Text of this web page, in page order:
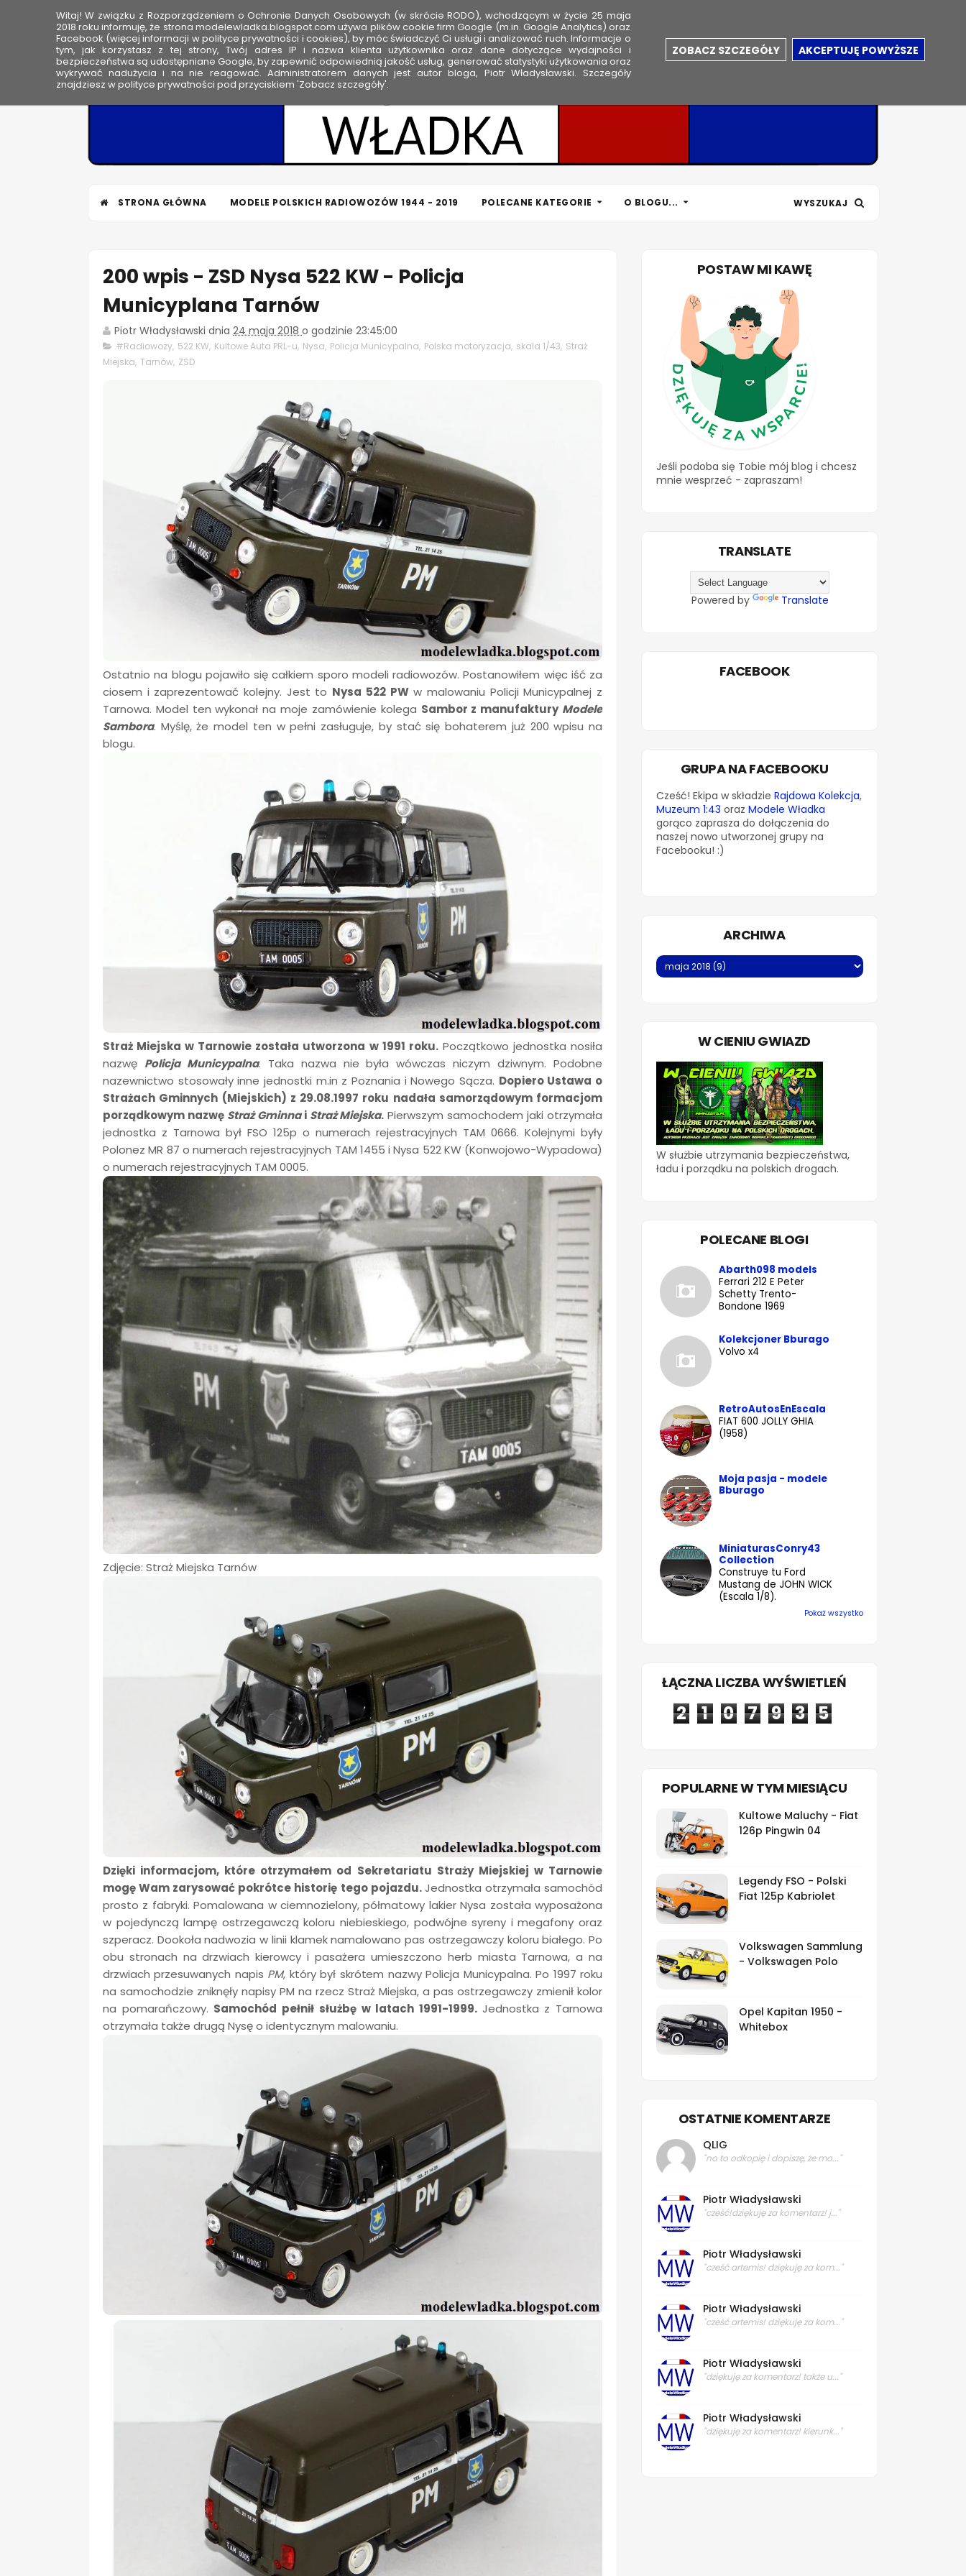
HOME
M
o
d
e
STRONA GŁÓWNA MODELE POLSKICH RADIOWOZÓW 1944 - 2019 POLECANE KATEGORIE O BLOGU... WYSZUKAJ
200 wpis - ZSD Nysa 522 KW - Policja
Municyplana Tarnów
Piotr Władysławski dnia 24 maja 2018o godzinie 23:45:00
#Radiowozy, 522 KW, Kultowe Auta PRL-u, Nysa, Policja Municypalna, Polska motoryzacja, skala 1/43, Straż
Miejska, Tarnów, ZSD
Ostatnio na blogu pojawiło się całkiem sporo modeli radiowozów. Postanowiłem więc iść za
ciosem i zaprezentować kolejny. Jest to Nysa 522 PWw malowaniu Policji Municypalnej z
Tarnowa. Model ten wykonał na moje zamówienie kolega Sambor z manufaktury Modele
Sambora. Myślę, że model ten w pełni zasługuje, by stać się bohaterem już 200 wpisu na
blogu.
Straż Miejska w Tarnowie została utworzona w 1991 roku.Początkowo jednostka nosiła
nazwę Policja Municypalna. Taka nazwa nie była wówczas niczym dziwnym. Podobne
nazewnictwo stosowały inne jednostki m.in z Poznania i Nowego Sącza. Dopiero Ustawa o
Strażach Gminnych (Miejskich) z 29.08.1997 roku nadała samorządowym formacjom
porządkowym nazwę Straż Gminnai Straż Miejska. Pierwszym samochodem jaki otrzymała
jednostka z Tarnowa był FSO 125p o numerach rejestracyjnych TAM 0666. Kolejnymi były
Polonez MR 87 o numerach rejestracyjnych TAM 1455 i Nysa 522 KW (Konwojowo-Wypadowa)
o numerach rejestracyjnych TAM 0005.
Zdjęcie: Straż Miejska Tarnów
Dzięki informacjom, które otrzymałem od Sekretariatu Straży Miejskiej w Tarnowie
mogę Wam zarysować pokrótce historię tego pojazdu.Jednostka otrzymała samochód
prosto z fabryki. Pomalowana w ciemnozielony, półmatowy lakier Nysa została wyposażona
w pojedynczą lampę ostrzegawczą koloru niebieskiego, podwójne syreny i megafony oraz
szperacz. Dookoła nadwozia w linii klamek namalowano pas ostrzegawczy koloru białego. Po
obu stronach na drzwiach kierowcy i pasażera umieszczono herb miasta Tarnowa, a na
drzwiach przesuwanych napis PM, który był skrótem nazwy Policja Municypalna. Po 1997 roku
na samochodzie zniknęły napisy PM na rzecz Straż Miejska, a pas ostrzegawczy zmienił kolor
na pomarańczowy. Samochód pełnił służbę w latach 1991-1999. Jednostka z Tarnowa
otrzymała także drugą Nysę o identycznym malowaniu.
POSTAW MI KAWĘ
Jeśli podoba się Tobie mój blog i chcesz
mnie wesprzeć - zapraszam!
TRANSLATE
Powered by Translate
FACEBOOK
GRUPA NA FACEBOOKU
Cześć! Ekipa w składzie Rajdowa Kolekcja,
Muzeum 1:43 oraz Modele Władka
gorąco zaprasza do dołączenia do
naszej nowo utworzonej grupy na
Facebooku! :)
ARCHIWA
W CIENIU GWIAZD
W służbie utrzymania bezpieczeństwa,
ładu i porządku na polskich drogach.
POLECANE BLOGI
Abarth098 models
Ferrari 212 E Peter
Schetty Trento-
Bondone 1969
Kolekcjoner Bburago
Volvo x4
RetroAutosEnEscala
FIAT 600 JOLLY GHIA
(1958)
Moja pasja - modele
Bburago
MiniaturasConry43
Collection
Construye tu Ford
Mustang de JOHN WICK
(Escala 1/8).
Pokaż wszystko
ŁĄCZNA LICZBA WYŚWIETLEŃ
2 1 0 7 9 3 5
POPULARNE W TYM MIESIĄCU
Kultowe Maluchy - Fiat
126p Pingwin 04
Legendy FSO - Polski
Fiat 125p Kabriolet
Volkswagen Sammlung
- Volkswagen Polo
Opel Kapitan 1950 -
Whitebox
OSTATNIE KOMENTARZE
QLIG
"no to odkopię i dopiszę, że mo..."
Piotr Władysławski
"cześć!dziękuję za komentarz! j..."
Piotr Władysławski
"cześć artemis! dziękuję za kom..."
Piotr Władysławski
"cześć artemis! dziękuję za kom..."
Piotr Władysławski
"dziękuję za komentarz! także u..."
Piotr Władysławski
"dziękuję za komentarz! kierunk..."
Witaj! W związku z Rozporządzeniem o Ochronie Danych Osobowych (w skrócie RODO), wchodzącym w życie 25 maja
2018 roku informuję, że strona modelewladka.blogspot.com używa plików cookie firm Google (m.in. Google Analytics) oraz
Facebook (więcej informacji w polityce prywatności i cookies), by móc świadczyć Ci usługi i analizować ruch. Informacje o
tym, jak korzystasz z tej strony, Twój adres IP i nazwa klienta użytkownika oraz dane dotyczące wydajności i
bezpieczeństwa są udostępniane Google, by zapewnić odpowiednią jakość usług, generować statystyki użytkowania oraz
wykrywać nadużycia i na nie reagować. Administratorem danych jest autor bloga, Piotr Władysławski. Szczegóły
znajdziesz w polityce prywatności pod przyciskiem 'Zobacz szczegóły'.
ZOBACZ SZCZEGÓŁY AKCEPTUJĘ POWYŻSZE